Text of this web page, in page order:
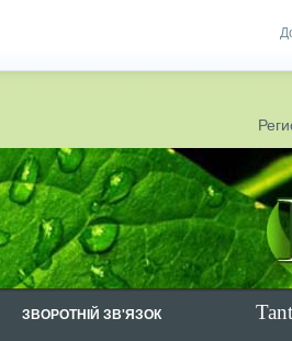
ЗВОРОТНІЙ ЗВ'ЯЗОК